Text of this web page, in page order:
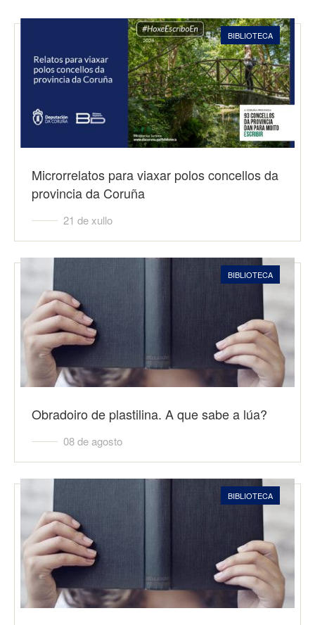
BIBLIOTECA
Microrrelatos para viaxar polos concellos da
provincia da Coruña
21 de xullo
BIBLIOTECA
Obradoiro de plastilina. A que sabe a lúa?
08 de agosto
BIBLIOTECA